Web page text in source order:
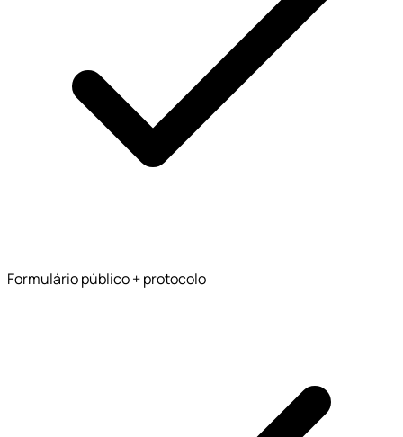
Formulário público + protocolo